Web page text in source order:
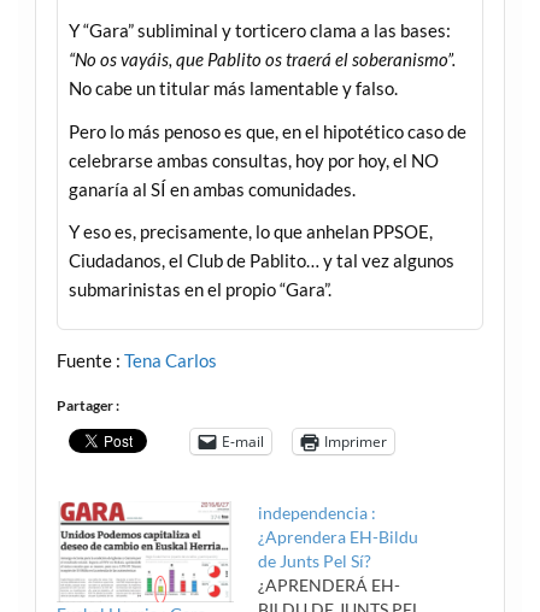
Y “Gara” subliminal y torticero clama a las bases:
“No os vayáis, que Pablito os traerá el soberanismo”.
No cabe un titular más lamentable y falso.
Pero lo más penoso es que, en el hipotético caso de
celebrarse ambas consultas, hoy por hoy, el NO
ganaría al SÍ en ambas comunidades.
Y eso es, precisamente, lo que anhelan PPSOE,
Ciudadanos, el Club de Pablito… y tal vez algunos
submarinistas en el propio “Gara”.
Fuente : Tena Carlos
Partager :
E-mail Imprimer
independencia :
¿Aprendera EH-Bildu
de Junts Pel Sí?
¿APRENDERÁ EH-